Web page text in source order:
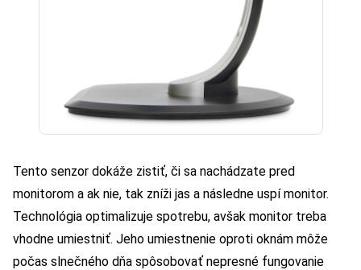
Tento senzor dokáže zistiť, či sa nachádzate pred
monitorom a ak nie, tak zníži jas a následne uspí monitor.
Technológia optimalizuje spotrebu, avšak monitor treba
vhodne umiestniť. Jeho umiestnenie oproti oknám môže
počas slnečného dňa spôsobovať nepresné fungovanie